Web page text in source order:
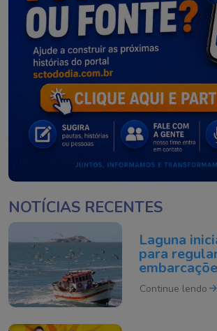
NOTÍCIAS RECENTES
Laguna
para
artesanal
Continue lendo